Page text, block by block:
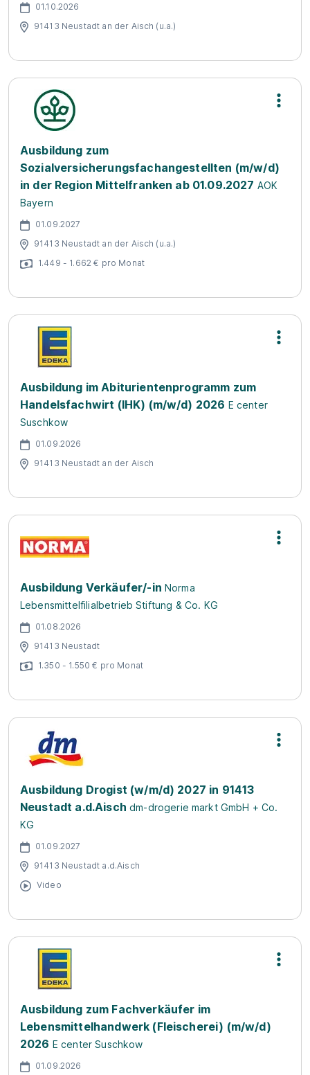
01.10.2026
91413 Neustadt an der Aisch (u.a.)
Ausbildung zum
Sozialversicherungsfachangestellten (m/w/d)
in der Region Mittelfranken ab 01.09.2027 AOK
Bayern
01.09.2027
91413 Neustadt an der Aisch (u.a.)
1.449 - 1.662 € pro Monat
Ausbildung im Abiturientenprogramm zum
Handelsfachwirt (IHK) (m/w/d) 2026 E center
Suschkow
01.09.2026
91413 Neustadt an der Aisch
Ausbildung Verkäufer/-in Norma
Lebensmittelfilialbetrieb Stiftung & Co. KG
01.08.2026
91413 Neustadt
1.350 - 1.550 € pro Monat
Ausbildung Drogist (w/m/d) 2027 in 91413
Neustadt a.d.Aisch dm-drogerie markt GmbH + Co.
KG
01.09.2027
91413 Neustadt a.d.Aisch
Video
Ausbildung zum Fachverkäufer im
Lebensmittelhandwerk (Fleischerei) (m/w/d)
2026 E center Suschkow
01.09.2026